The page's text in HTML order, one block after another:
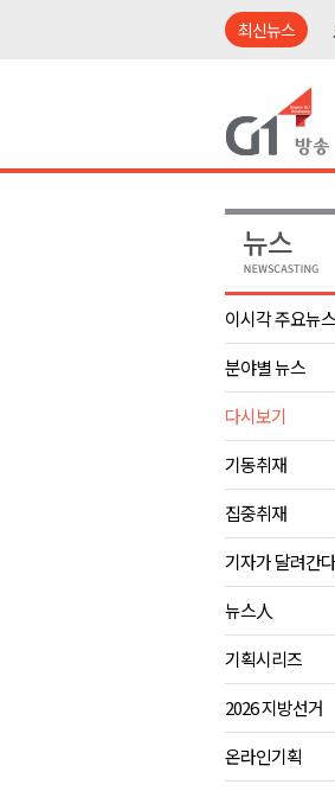
최신뉴스
이시각 주요뉴스
분야별 뉴스
다시보기
기동취재
집중취재
기자가 달려간다
뉴스人
기획시리즈
2026 지방선거
온라인기획